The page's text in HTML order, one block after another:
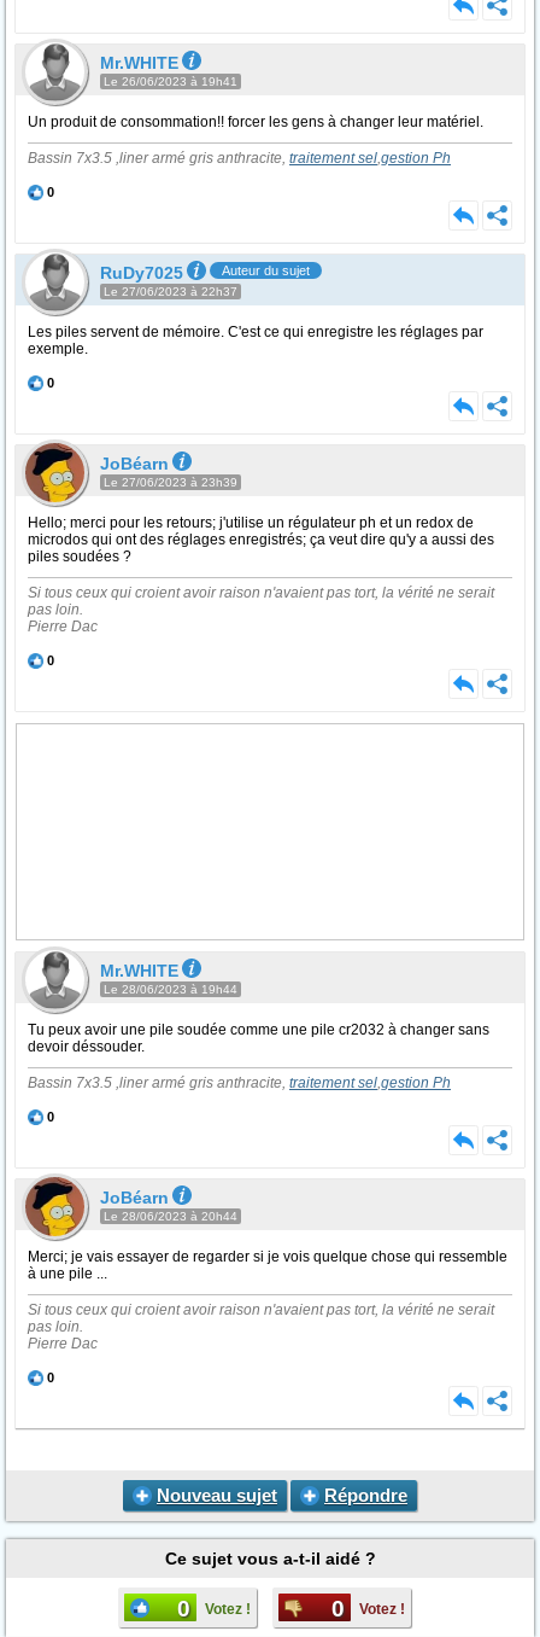
Mr.WHITE
Le 26/06/2023 à 19h41
Un produit de consommation!! forcer les gens à changer leur matériel.
Bassin 7x3.5 ,liner armé gris anthracite, traitement sel,gestion Ph
0
RuDy7025 Auteur du sujet
Le 27/06/2023 à 22h37
Les piles servent de mémoire. C'est ce qui enregistre les réglages par
exemple.
0
JoBéarn
Le 27/06/2023 à 23h39
Hello; merci pour les retours; j'utilise un régulateur ph et un redox de
microdos qui ont des réglages enregistrés; ça veut dire qu'y a aussi des
piles soudées ?
Si tous ceux qui croient avoir raison n'avaient pas tort, la vérité ne serait
pas loin.
Pierre Dac
0
Mr.WHITE
Le 28/06/2023 à 19h44
Tu peux avoir une pile soudée comme une pile cr2032 à changer sans
devoir déssouder.
Bassin 7x3.5 ,liner armé gris anthracite, traitement sel,gestion Ph
0
JoBéarn
Le 28/06/2023 à 20h44
Merci; je vais essayer de regarder si je vois quelque chose qui ressemble
à une pile ...
Si tous ceux qui croient avoir raison n'avaient pas tort, la vérité ne serait
pas loin.
Pierre Dac
0
Nouveau sujet Répondre
Ce sujet vous a-t-il aidé ?
0 Votez ! 0 Votez !